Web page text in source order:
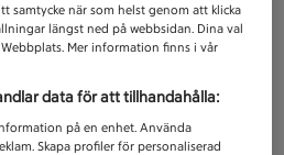
samtycke när som helst genom att klicka
längst ned på webbsidan. Dina val
Mer information finns i vår
data för att tillhandahålla:
på en enhet. Använda
Skapa profiler för personaliserad